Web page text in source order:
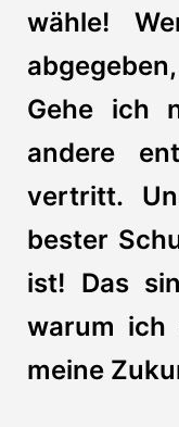
wähle!
Gehe ich
andere
vertritt.
bester
ist! Das
warum ich
meine